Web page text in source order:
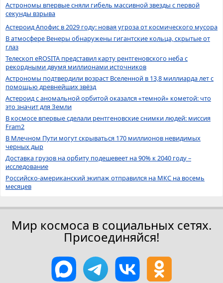
Астрономы впервые сняли гибель массивной звезды с первой
секунды взрыва
Астероид Апофис в 2029 году: новая угроза от космического мусора
В атмосфере Венеры обнаружены гигантские кольца, скрытые от
глаз
Телескоп eROSITA представил карту рентгеновского неба с
рекордными двумя миллионами источников
Астрономы подтвердили возраст Вселенной в 13,8 миллиарда лет с
помощью древнейших звёзд
Астероид с аномальной орбитой оказался «темной» кометой: что
это значит для Земли
В космосе впервые сделали рентгеновские снимки людей: миссия
Fram2
В Млечном Пути могут скрываться 170 миллионов невидимых
черных дыр
Доставка грузов на орбиту подешевеет на 90% к 2040 году –
исследование
Российско-американский экипаж отправился на МКС на восемь
месяцев
Мир космоса в социальных сетях.
Присоединяйся!